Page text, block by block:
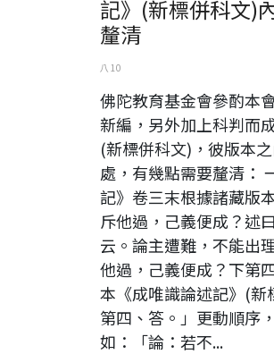
記》(新標併科文)
釐清
八 10
佛陀教育基金會參酌本
新編，另外加上科判而
(新標併科文)，彼版本
處，有幾點需要釐清：
記》卷三末根據諸藏版
斥他過，己義便成？述
云。論主遭難，不能出
他過，己義便成？下第
本《成唯識論述記》(新
第四、答。」更動順序
如：「論：若不...